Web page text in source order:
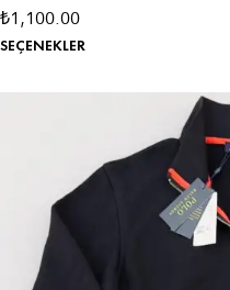
₺1,100.00
SEÇENEKLER